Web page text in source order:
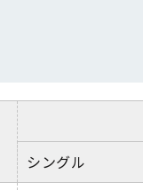
シングル